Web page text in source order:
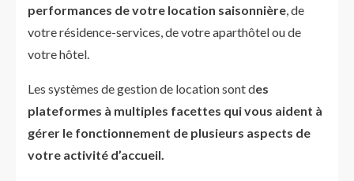
performances de votre location saisonnière, de
votre résidence-services, de votre aparthôtel ou de
votre hôtel.
Les systèmes de gestion de location sont des
plateformes à multiples facettes qui vous aident à
gérer le fonctionnement de plusieurs aspects de
votre activité d’accueil.